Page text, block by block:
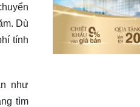
Dù
tính
như
tìm